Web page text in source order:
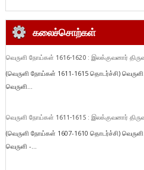
கலைச்சொற்கள்
வெருளி நோய்கள் 1616-1620 : இலக்குவனார்
(வெருளி நோய்கள் 1611-1615 தொடர்ச்சி)
வெருளி...
வெருளி நோய்கள் 1611-1615 : இலக்குவனார்
(வெருளி நோய்கள் 1607-1610 தொடர்ச்சி)
வெருளி -...